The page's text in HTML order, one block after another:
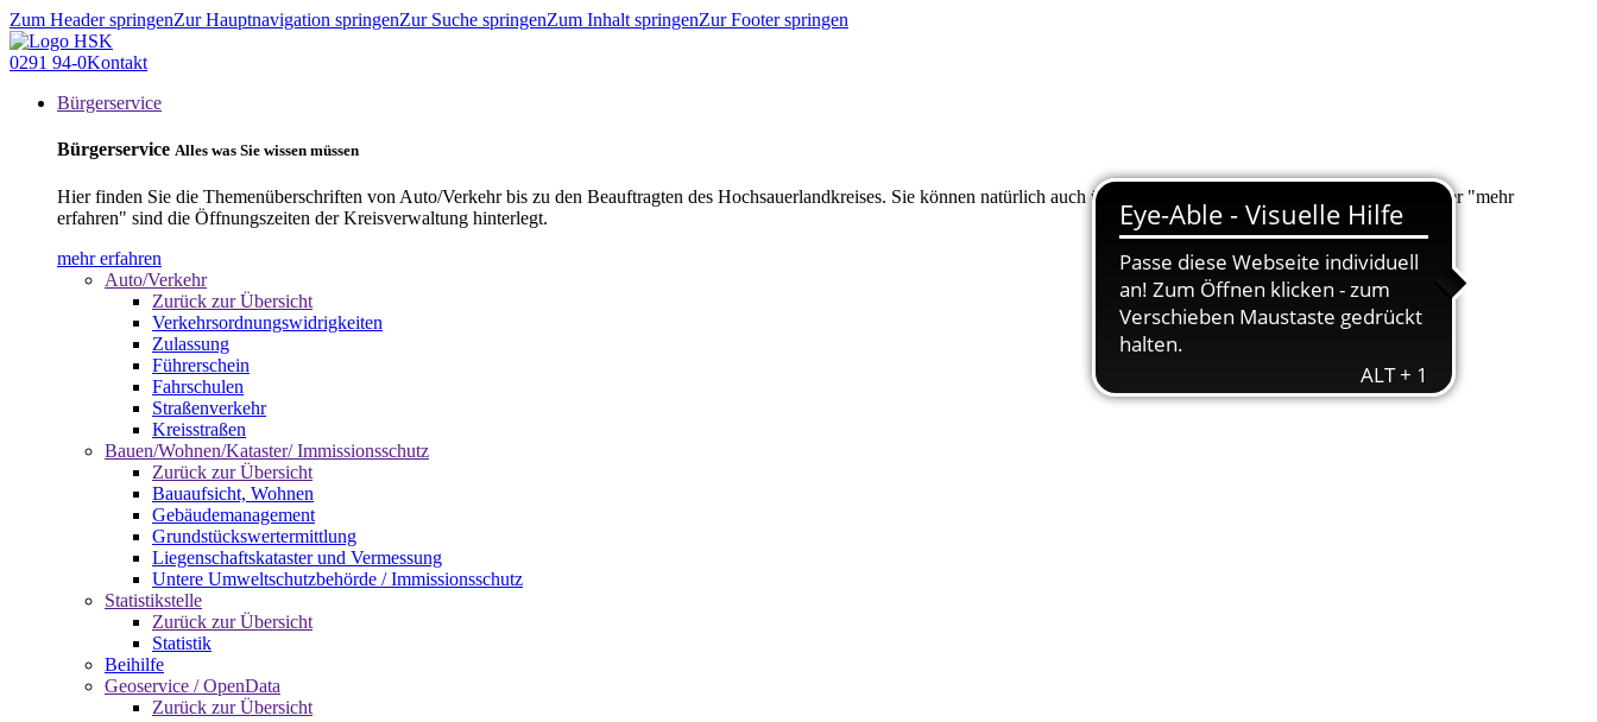
Zum Header springenZur Hauptnavigation springenZur Suche springenZum Inhalt springenZur Footer springen
0291 94-0Kontakt
Bürgerservice
Bürgerservice Alles was Sie wissen müssen
Hier finden Sie die Themenüberschriften von Auto/Verkehr bis zu den Beauftragten des Hochsauerlandkreises. Sie können natürlich auch über "Suche" nach Ihrem Anliegen suchen. Unter "mehr
erfahren" sind die Öffnungszeiten der Kreisverwaltung hinterlegt.
mehr erfahren
Auto/Verkehr
Zurück zur Übersicht
Verkehrsordnungswidrigkeiten
Zulassung
Führerschein
Fahrschulen
Straßenverkehr
Kreisstraßen
Bauen/Wohnen/Kataster/ Immissionsschutz
Zurück zur Übersicht
Bauaufsicht, Wohnen
Gebäudemanagement
Grundstückswertermittlung
Liegenschaftskataster und Vermessung
Untere Umweltschutzbehörde / Immissionsschutz
Statistikstelle
Zurück zur Übersicht
Statistik
Beihilfe
Geoservice / OpenData
Zurück zur Übersicht